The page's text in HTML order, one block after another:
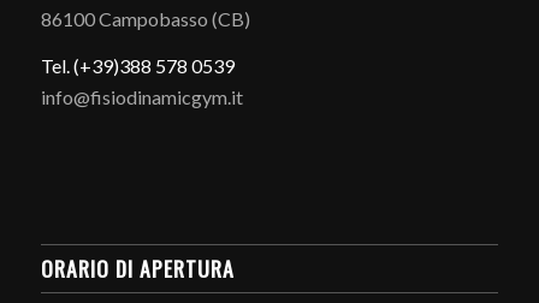
86100 Campobasso (CB)
Tel. (+39)388 578 0539
info@fisiodinamicgym.it
ORARIO DI APERTURA